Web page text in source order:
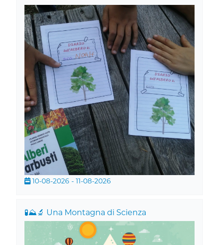
10-08-2026 - 11-08-2026
🧪⛰️🔬 Una Montagna di Scienza